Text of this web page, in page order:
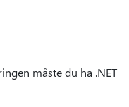
måste du ha .NET